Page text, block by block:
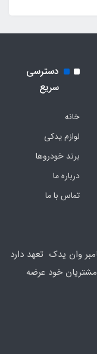
دسترسی
سریع
خانه
لوازم یدکی
برند خودروها
درباره ما
تماس با ما
وان یدک تعهد دارد
خود عرضه